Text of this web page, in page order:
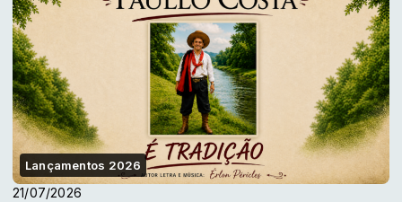
Lançamentos 2026
21/07/2026